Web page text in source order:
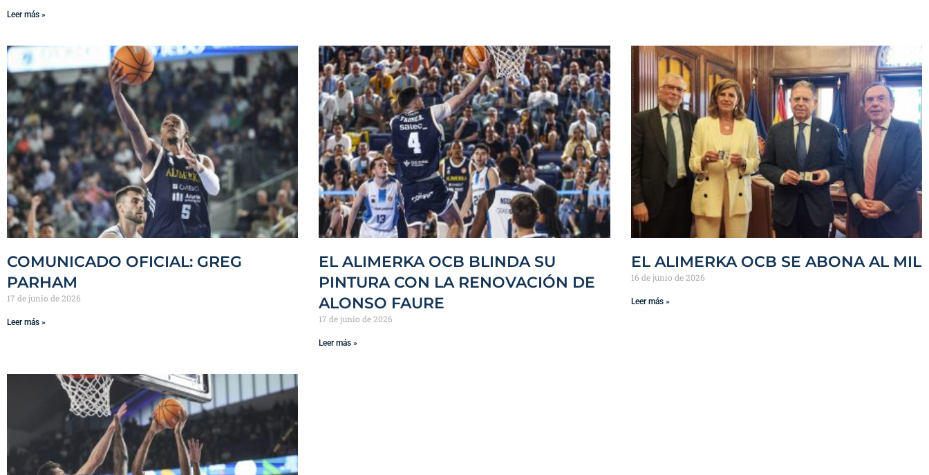
Leer más »
COMUNICADO OFICIAL: GREG
PARHAM
17 de junio de 2026
Leer más »
EL ALIMERKA OCB BLINDA SU
PINTURA CON LA RENOVACIÓN DE
ALONSO FAURE
17 de junio de 2026
Leer más »
EL ALIMERKA OCB SE ABONA AL MIL
16 de junio de 2026
Leer más »